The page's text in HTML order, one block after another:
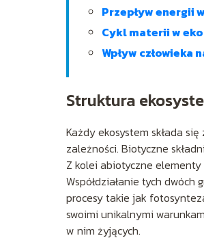
Przepływ energii
Cykl materii w
Wpływ człowieka
Struktura
Każdy ekosystem składa
zależności. Biotyczne
Z kolei abiotyczne elementy
Współdziałanie tych
procesy takie jak
swoimi unikalnymi
w nim żyjących.